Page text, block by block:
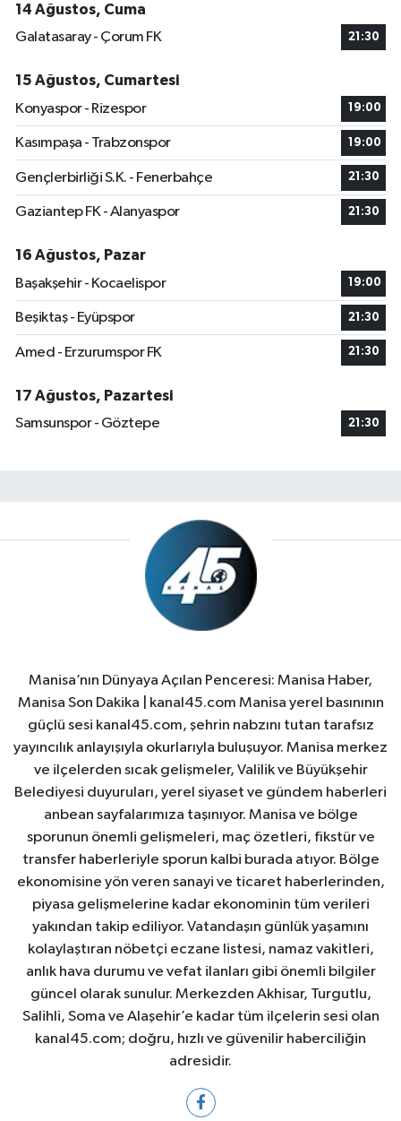
14 Ağustos, Cuma
Galatasaray - Çorum FK
21:30
15 Ağustos, Cumartesi
Konyaspor - Rizespor
19:00
Kasımpaşa - Trabzonspor 19:00
Gençlerbirliği S.K. - Fenerbahçe 21:30
Gaziantep FK - Alanyaspor 21:30
16 Ağustos, Pazar
Başakşehir - Kocaelispor
19:00
Beşiktaş - Eyüpspor 21:30
Amed - Erzurumspor FK 21:30
17 Ağustos, Pazartesi
Samsunspor - Göztepe
21:30
Manisa’nın Dünyaya Açılan Penceresi: Manisa Haber,
Manisa Son Dakika | kanal45.com Manisa yerel basınının
güçlü sesi kanal45.com, şehrin nabzını tutan tarafsız
yayıncılık anlayışıyla okurlarıyla buluşuyor. Manisa merkez
ve ilçelerden sıcak gelişmeler, Valilik ve Büyükşehir
Belediyesi duyuruları, yerel siyaset ve gündem haberleri
anbean sayfalarımıza taşınıyor. Manisa ve bölge
sporunun önemli gelişmeleri, maç özetleri, fikstür ve
transfer haberleriyle sporun kalbi burada atıyor. Bölge
ekonomisine yön veren sanayi ve ticaret haberlerinden,
piyasa gelişmelerine kadar ekonominin tüm verileri
yakından takip ediliyor. Vatandaşın günlük yaşamını
kolaylaştıran nöbetçi eczane listesi, namaz vakitleri,
anlık hava durumu ve vefat ilanları gibi önemli bilgiler
güncel olarak sunulur. Merkezden Akhisar, Turgutlu,
Salihli, Soma ve Alaşehir’e kadar tüm ilçelerin sesi olan
kanal45.com; doğru, hızlı ve güvenilir haberciliğin
adresidir.